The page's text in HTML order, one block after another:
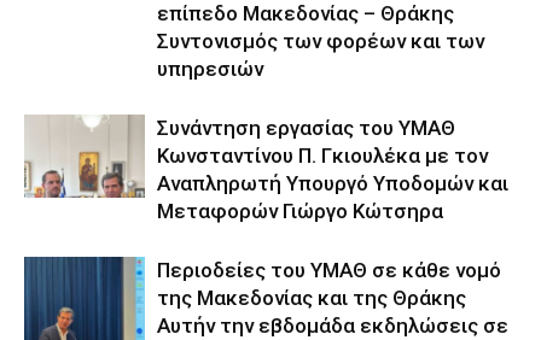
επίπεδο Μακεδονίας – Θράκης
Συντονισμός των φορέων και των
υπηρεσιών
Συνάντηση εργασίας του ΥΜΑΘ
Κωνσταντίνου Π. Γκιουλέκα με τον
Αναπληρωτή Υπουργό Υποδομών και
Μεταφορών Γιώργο Κώτσηρα
Περιοδείες του ΥΜΑΘ σε κάθε νομό
της Μακεδονίας και της Θράκης
Αυτήν την εβδομάδα εκδηλώσεις σε